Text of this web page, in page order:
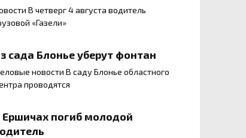
В четверг 4 августа водитель
«Газели»
сада Блонье уберут фонтан
новости В саду Блонье областного
проводятся
Ершичах погиб молодой